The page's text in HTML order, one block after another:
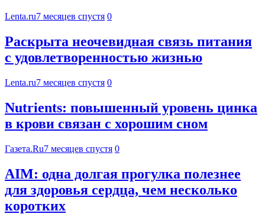
Lenta.ru7 месяцев спустя 0
Раскрыта неочевидная связь питания
с удовлетворенностью жизнью
Lenta.ru7 месяцев спустя 0
Nutrients: повышенный уровень цинка
в крови связан с хорошим сном
Газета.Ru7 месяцев спустя 0
АIМ: одна долгая прогулка полезнее
для здоровья сердца, чем несколько
коротких